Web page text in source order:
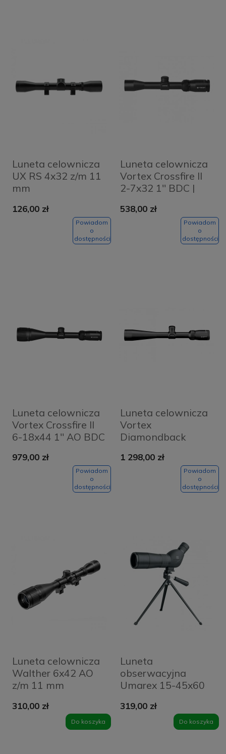
Luneta celownicza
UX RS 4x32 z/m 11
mm
126,00 zł
Powiadom
o
dostępności
Luneta celownicza
Vortex Crossfire II
2-7x32 1'' BDC |
538,00 zł
Powiadom
o
dostępności
Luneta celownicza
Vortex Crossfire II
6-18x44 1'' AO BDC
979,00 zł
Powiadom
o
dostępności
Luneta celownicza
Vortex
Diamondback
VMR-1 |
1 298,00 zł
Powiadom
o
dostępności
Luneta celownicza
Walther 6x42 AO
z/m 11 mm
310,00 zł
Do koszyka
Luneta
obserwacyjna
Umarex 15-45x60
319,00 zł
Do koszyka